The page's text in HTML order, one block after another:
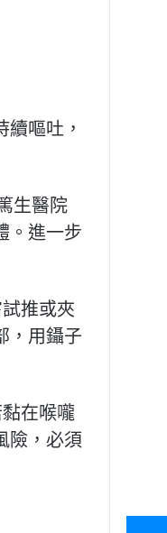
嘔吐，
生醫院
。進一步
推或夾
，用鑷子
在喉嚨
險，必須